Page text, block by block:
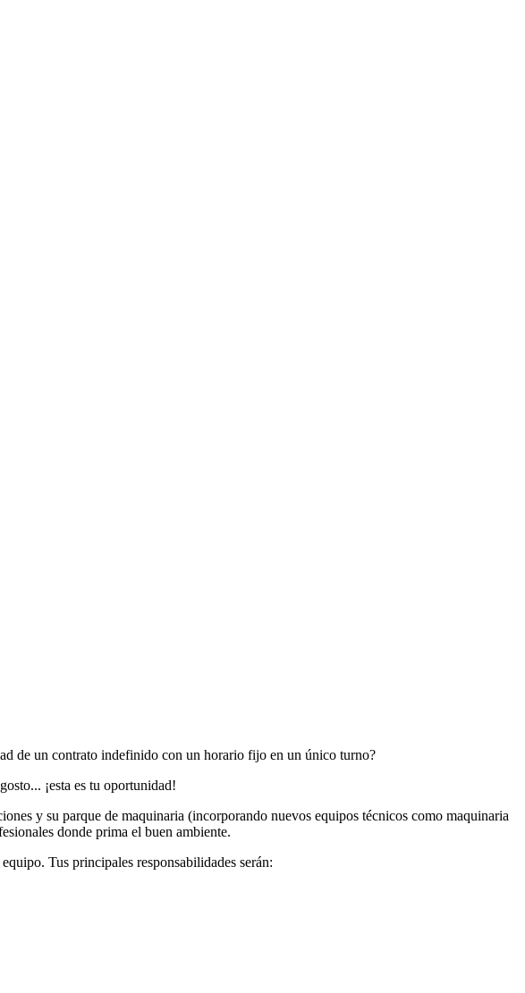
de un contrato indefinido con un horario fijo en un único turno?
¡esta es tu oportunidad!
y su parque de maquinaria (incorporando nuevos equipos técnicos como maquinaria
donde prima el buen ambiente.
Tus principales responsabilidades serán: